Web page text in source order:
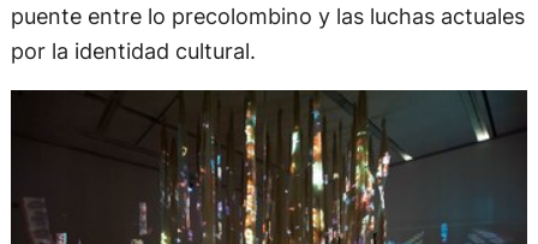
puente entre lo precolombino y las luchas actuales
por la identidad cultural.